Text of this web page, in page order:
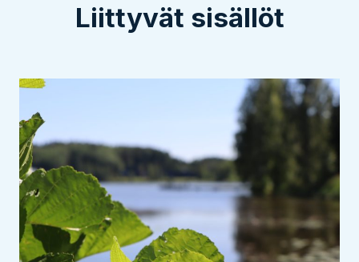
Liittyvät sisällöt